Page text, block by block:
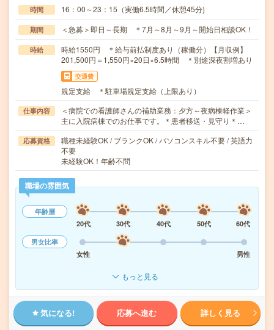
時間 16：00～23：15（実働6.5時間／休憩45分)
期間 ＜急募＞即日～長期 ＊7月～8月～9月～開始日相談OK！
時給
時給1550円 ＊給与前払制度あり（稼働分）【月収例】
201,500円＝1,550円×20日×6.5時間 ＊別途深夜割増あり
交通費
規定支給 ＊駐車場規定支給（上限あり）
仕事内容
＜病院での看護師さんの補助業務：夕方～夜病棟軽作業＞
主に入院病棟でのお仕事です。＊患者移送・見守り＊…
応募資格
職種未経験OK / ブランクOK / パソコンスキル不要 / 英語力
不要
未経験OK！年齢不問
職場の雰囲気
年齢層
20代
30代 40代 50代
60代
男女比率
女性
男性
もっと見る
気になる! 応募へ進む 詳しく見る